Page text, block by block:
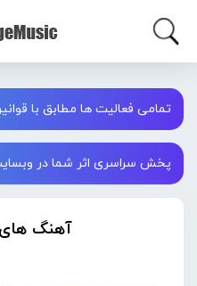
تمامی فعالیت ها مطابق با
پخش سراسری اثر شما در وبسایت
آهنگ